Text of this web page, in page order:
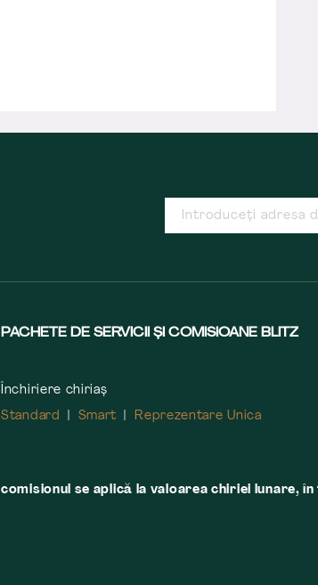
PACHETE DE SERVICII ȘI COMISIOANE BLITZ
Închiriere chiriaș
Standard
Smart Reprezentare Unica
comisionul se aplică la valoarea chiriei lunare,